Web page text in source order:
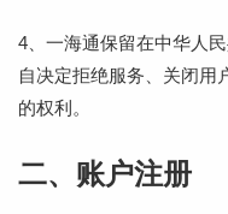
4、一海通保留在中华人
自决定拒绝服务、关闭用
的权利。
二、账户注册